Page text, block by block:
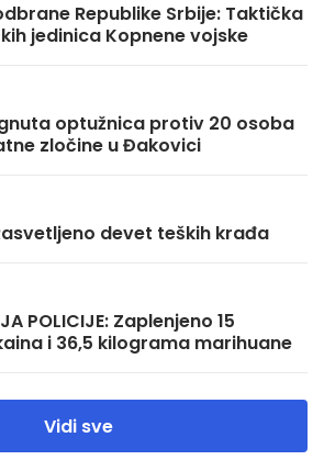
Republike Srbije: Taktička
jedinica Kopnene vojske
optužnica protiv 20 osoba
zločine u Đakovici
devet teških krađa
POLICIJE: Zaplenjeno 15
i 36,5 kilograma marihuane
Vidi sve